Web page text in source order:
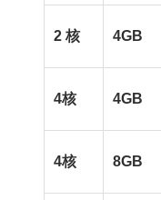
2 核 4GB
4核 4GB
4核 8GB